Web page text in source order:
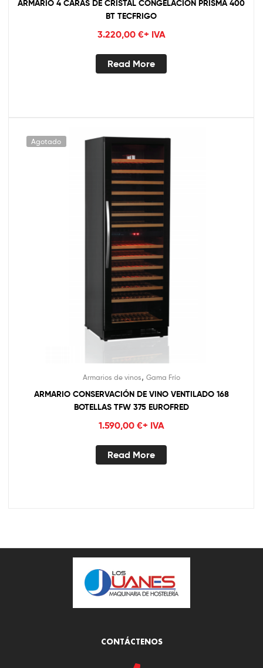
ARMARIO 4 CARAS DE CRISTAL CONGELACIÓN PRISMA 400
BT TECFRIGO
3.220,00 €+ IVA
Read More
Agotado
Armarios de vinos, Gama Frío
ARMARIO CONSERVACIÓN DE VINO VENTILADO 168
BOTELLAS TFW 375 EUROFRED
1.590,00 €+ IVA
Read More
CONTÁCTENOS